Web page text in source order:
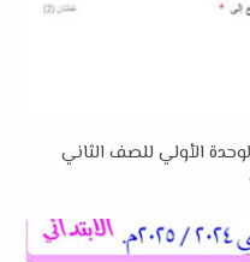
الأولي للصف الثاني